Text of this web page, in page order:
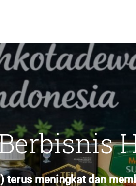
terus meningkat dan